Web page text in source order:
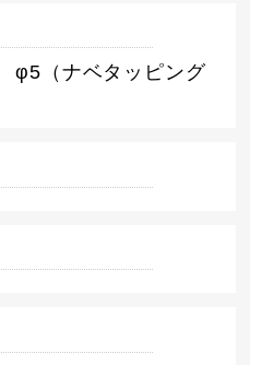
φ5（ナベタッピング